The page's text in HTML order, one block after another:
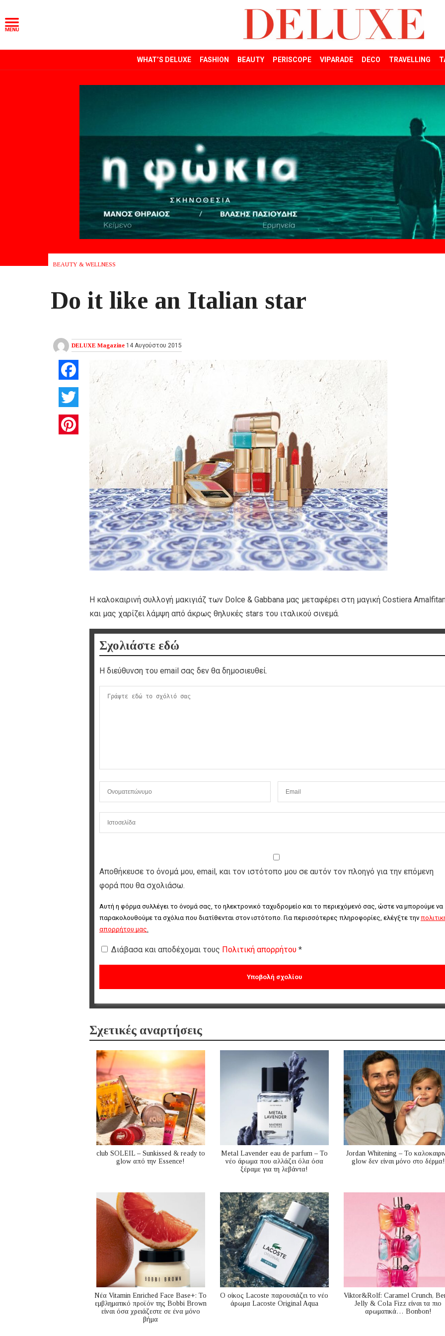
WHAT’S DELUXE FASHION BEAUTY PERISCOPE VIPARADE DECO TRAVELLING
BEAUTY & WELLNESS
Do it like an Italian star
DELUXE Magazine 14 Αυγούστου 2015
Twitter
Pinterest
Η καλοκαιρινή συλλογή μακιγιάζ των Dolce & Gabbana μας μεταφέρει στη μαγική Costiera
και μας χαρίζει λάμψη από άκρως θηλυκές stars του ιταλικού σινεμά.
Σχολιάστε εδώ
Η διεύθυνση του email σας δεν θα δημοσιευθεί.
Αποθήκευσε το όνομά μου, email, και τον ιστότοπο μου σε αυτόν τον πλοηγό για την επόμενη
φορά που θα σχολιάσω.
Αυτή η φόρμα συλλέγει το όνομά σας, το ηλεκτρονικό ταχυδρομείο και το περιεχόμενό σας, ώστε να μπορούμε να
παρακολουθούμε τα σχόλια που διατίθενται στον ιστότοπο. Για περισσότερες πληροφορίες, ελέγξτε την
απορρήτου μας.
Διάβασα και αποδέχομαι τους Πολιτική απορρήτου *
Σχετικές αναρτήσεις
club SOLEIL – Sunkissed & ready to
glow από την Essence!
Metal Lavender eau de parfum – Το
νέο άρωμα που αλλάζει όλα όσα
ξέραμε για τη λεβάντα!
Jordan Whitening – Το
glow δεν είναι μόνο στο δέρμα!
Nέα Vitamin Enriched Face Base+: Το
εμβληματικό προϊόν της Bobbi Brown
είναι όσα χρειάζεστε σε ένα μόνο
βήμα
Ο οίκος Lacoste παρουσιάζει το νέο
άρωμα Lacoste Original Aqua
Viktor&Rolf: Caramel Crunch,
Jelly & Cola Fizz είναι τα πιο
αρωματικά… Bonbon!